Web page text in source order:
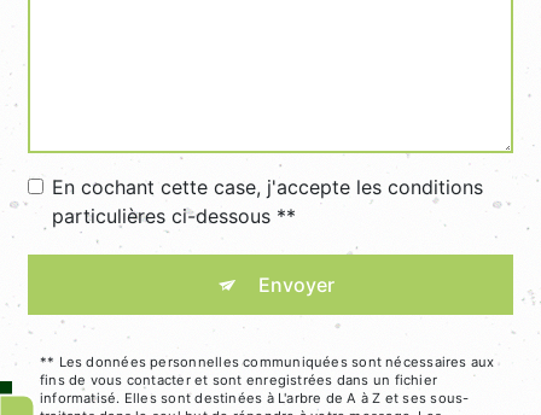
En cochant cette case, j'accepte les conditions
particulières ci-dessous **
Envoyer
** Les données personnelles communiquées sont nécessaires aux
fins de vous contacter et sont enregistrées dans un fichier
informatisé. Elles sont destinées à L'arbre de A à Z et ses sous-